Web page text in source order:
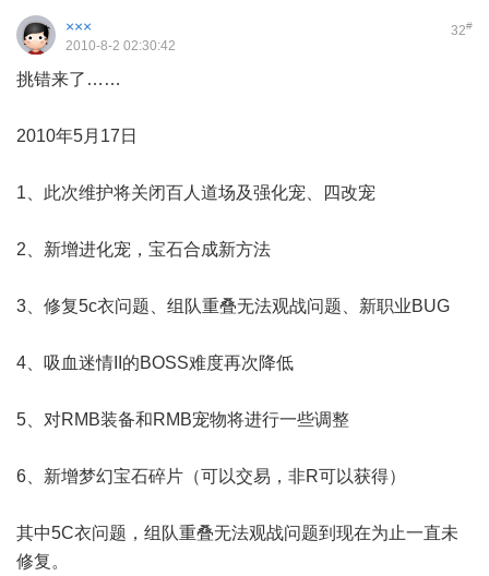
32#
×××
2010-8-2 02:30:42
挑错来了……
2010年5月17日
1、此次维护将关闭百人道场及强化宠、四改宠
2、新增进化宠，宝石合成新方法
3、修复5c衣问题、组队重叠无法观战问题、新职业BUG
4、吸血迷情II的BOSS难度再次降低
5、对RMB装备和RMB宠物将进行一些调整
6、新增梦幻宝石碎片（可以交易，非R可以获得）
其中5C衣问题，组队重叠无法观战问题到现在为止一直未
修复。